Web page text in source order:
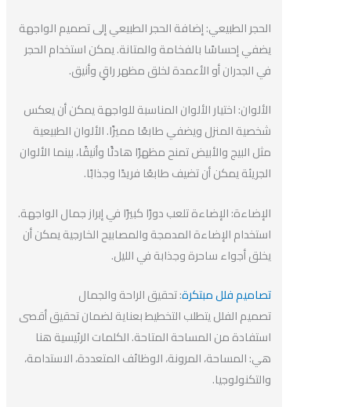
الحجر الطبيعي: إضافة الحجر الطبيعي إلى تصميم الواجهة
يضفي إحساسًا بالفخامة والمتانة. يمكن استخدام الحجر
في الجدران أو الأعمدة لخلق مظهر راقٍ وأنيق.
الألوان: اختيار الألوان المناسبة للواجهة يمكن أن يعكس
شخصية المنزل ويضفي طابعًا مميزًا. الألوان الطبيعية
مثل البيج والأبيض تمنح مظهرًا هادئًا وأنيقًا، بينما الألوان
الجريئة يمكن أن تضيف طابعًا فريدًا وجذابًا.
الإضاءة: الإضاءة تلعب دورًا كبيرًا في إبراز جمال الواجهة.
استخدام الإضاءة المدمجة والمصابيح الخارجية يمكن أن
يخلق أجواء ساحرة وجذابة في الليل.
تصاميمفللمبتكرة: تحقيق الراحة والجمال
تصميم الفلل يتطلب التخطيط بعناية لضمان تحقيق أقصى
استفادة من المساحة المتاحة. الكلمات الرئيسية هنا
هي: المساحة، المرونة، الوظائف المتعددة، الاستدامة،
والتكنولوجيا.